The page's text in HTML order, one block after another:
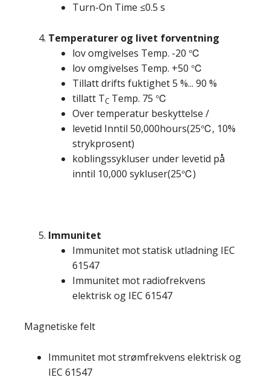
Turn-On Time ≤0.5 s
Temperaturer og livet forventning
lov omgivelses Temp. -20 ℃
lov omgivelses Temp. +50 ℃
Tillatt drifts fuktighet 5 %... 90 %
tillatt TC Temp. 75 ℃
Over temperatur beskyttelse /
levetid Inntil 50,000hours(25℃, 10%
strykprosent)
koblingssykluser under levetid på
inntil 10,000 sykluser(25℃)
Immunitet
Immunitet mot statisk utladning IEC
61547
Immunitet mot radiofrekvens
elektrisk og IEC 61547
Magnetiske felt
Immunitet mot strømfrekvens elektrisk og
IEC 61547